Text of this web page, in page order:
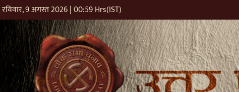
रविवार, 9 अगस्त 2026 | 00:59 Hrs(IST)